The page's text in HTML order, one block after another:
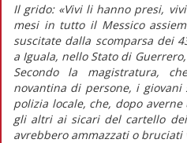
Il grido: «Vivi li hanno presi,
mesi in tutto il Messico
suscitate dalla scomparsa dei
a Iguala, nello Stato di
Secondo la magistratura,
novantina di persone, i
polizia locale, che, dopo
gli altri ai sicari del cartello
avrebbero ammazzati o bruciati